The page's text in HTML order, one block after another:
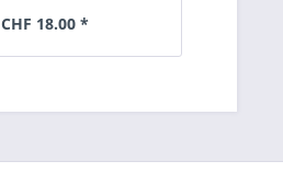
CHF 18.00 *